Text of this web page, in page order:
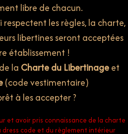
libre de chacun.
respectent les règles, la charte,
libertinesseront acceptées
établissement !
la Charte du Libertinageet
(code vestimentaire)
à les accepter ?
et avoir pris connaissance de la charte
dress code et du règlement intérieur